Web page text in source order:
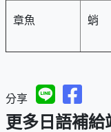
章魚 蛸
分享
更多日語補給